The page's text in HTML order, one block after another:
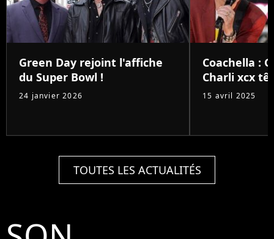
Green Day rejoint l'affiche
du Super Bowl !
24 janvier 2026
Coachella :
Charli xcx
15 avril 2025
TOUTES LES ACTUALITÉS